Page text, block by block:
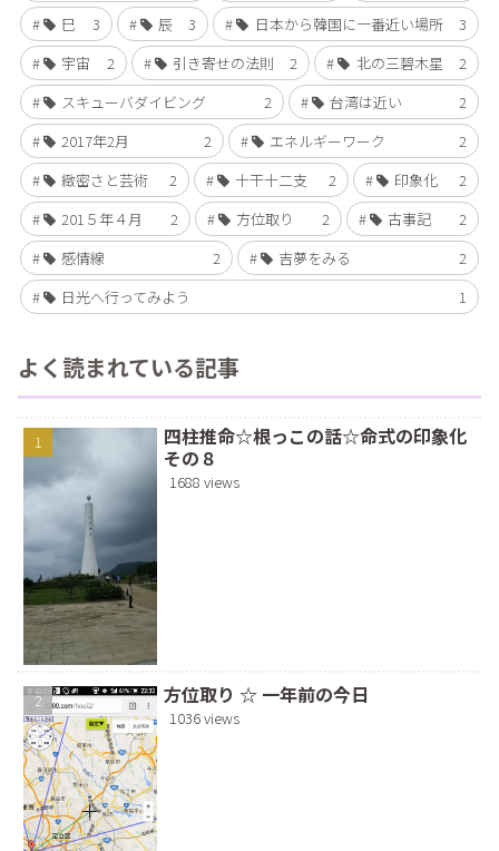
巳
3 辰 3 日本から韓国に一番近い場所
3
宇宙
2 引き寄せの法則 2 北の三碧木星
2
スキューバダイビング
2 台湾は近い
2
2017年2月
2 エネルギーワーク
2
緻密さと芸術
2 十干十二支 2 印象化
2
201５年４月
2 方位取り 2 古事記
2
感情線
2 吉夢をみる
2
日光へ行ってみよう
1
よく読まれている記事
四柱推命☆根っこの話☆命式の印象化
その８
1688 views
方位取り ☆ 一年前の今日
1036 views